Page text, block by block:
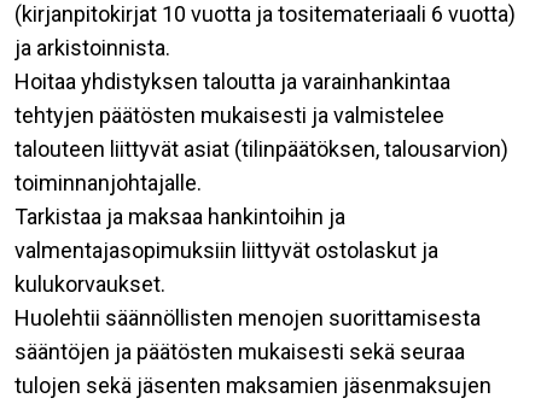
(kirjanpitokirjat 10 vuotta ja tositemateriaali 6 vuotta)
ja arkistoinnista.
Hoitaa yhdistyksen taloutta ja varainhankintaa
tehtyjen päätösten mukaisesti ja valmistelee
talouteen liittyvät asiat (tilinpäätöksen, talousarvion)
toiminnanjohtajalle.
Tarkistaa ja maksaa hankintoihin ja
valmentajasopimuksiin liittyvät ostolaskut ja
kulukorvaukset.
Huolehtii säännöllisten menojen suorittamisesta
sääntöjen ja päätösten mukaisesti sekä seuraa
tulojen sekä jäsenten maksamien jäsenmaksujen